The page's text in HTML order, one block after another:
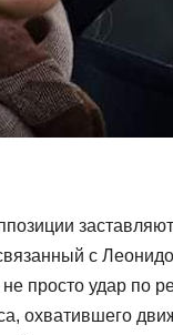
с
просто удар по
охватившего